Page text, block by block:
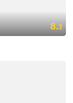
8.3